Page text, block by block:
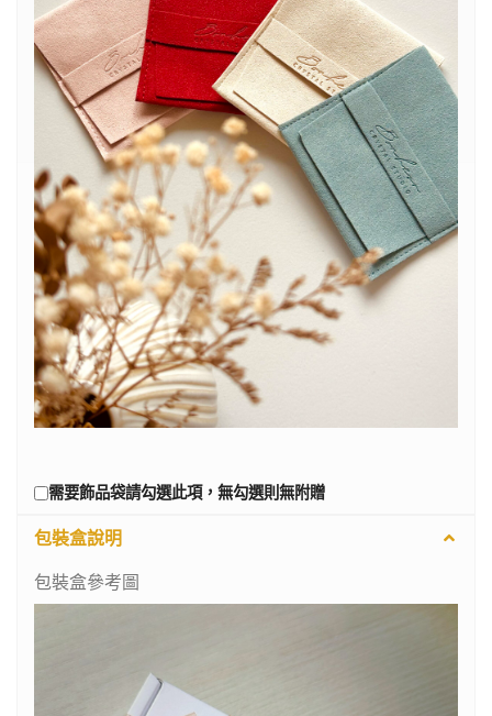
需要飾品袋請勾選此項，無勾選則無附贈
包裝盒說明
包裝盒參考圖